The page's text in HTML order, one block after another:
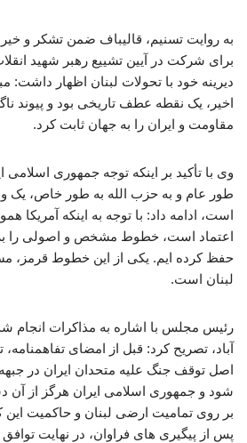
به روایت تسنیم، قالیباف ضمن تشکر و خیر
برای شرکت در آیین تشییع رهبر شهید
دیرینه خود با تحولات لبنان اظهار داشت:
اخیر، یک نقطه عطف تاریخی بود و پیوند
مقاومت و ایران را به جهان ثابت کرد.
وی با تأکید بر اینکه توجه جمهوری اسلامی
طور عام و به حزب الله به طور خاص، یک
است، ادامه داد: با توجه به اینکه آمریکا
اعتماد است، خطوط مشخص و اصولی را
حفظ کرده ایم. یکی از این خطوط قرمز،
لبنان است.
رئیس مجلس با اشاره به مذاکرات انجام
آباد، تصریح کرد: قبل از امضای تفاهمنامه،
اصل توقف جنگ علیه متحدان ایران در
شود و جمهوری اسلامی ایران هرگز از
بر روی تمامیت ارضی لبنان و حاکمیت این
پس از پیگیری های فراوان، در نهایت